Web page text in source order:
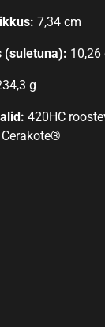
7,34 cm
(suletuna): 10,26
g
420HC